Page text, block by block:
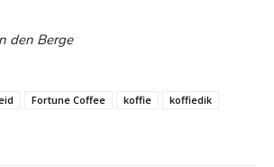
den Berge
Fortune Coffee koffie
koffiedik